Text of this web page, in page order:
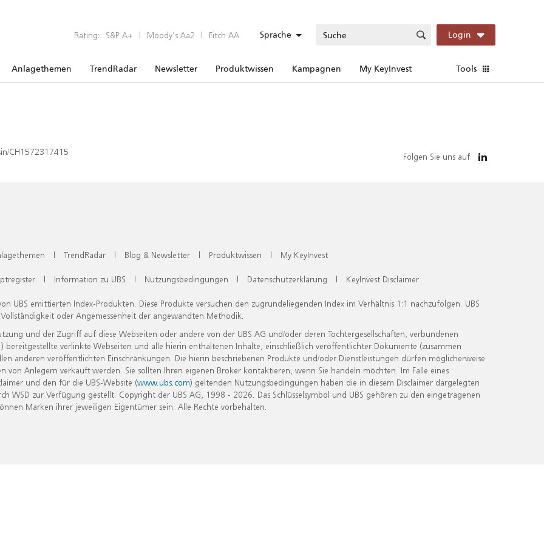
Rating: S&P A+ | Moody’s Aa2 | Fitch AA Sprache Login
Anlagethemen TrendRadar Newsletter Produktwissen Kampagnen My KeyInvest Tools
CH1572317415 Folgen Sie uns auf
| TrendRadar | Blog & Newsletter | Produktwissen | My KeyInvest
| Information zu UBS | Nutzungsbedingungen | Datenschutzerklärung | KeyInvest Disclaimer
UBS emittierten Index-Produkten. Diese Produkte versuchen den zugrundeliegenden Index im Verhältnis 1:1 nachzufolgen. UBS
oder Angemessenheit der angewandten Methodik.
und der Zugriff auf diese Webseiten oder andere von der UBS AG und/oder deren Tochtergesellschaften, verbundenen
verlinkte Webseiten und alle hierin enthaltenen Inhalte, einschließlich veröffentlichter Dokumente (zusammen
anderen veröffentlichten Einschränkungen. Die hierin beschriebenen Produkte und/oder Dienstleistungen dürfen möglicherweise
Anlegern verkauft werden. Sie sollten Ihren eigenen Broker kontaktieren, wenn Sie handeln möchten. Im Falle eines
und den für die UBS-Website (www.ubs.com) geltenden Nutzungsbedingungen haben die in diesem Disclaimer dargelegten
zur Verfügung gestellt. Copyright der UBS AG, 1998 - 2026. Das Schlüsselsymbol und UBS gehören zu den eingetragenen
Marken ihrer jeweiligen Eigentümer sein. Alle Rechte vorbehalten.